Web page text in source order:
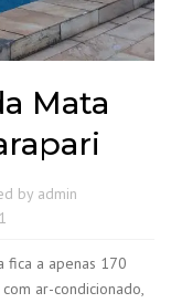
Mata
by admin
fica a apenas 170
ar-condicionado,